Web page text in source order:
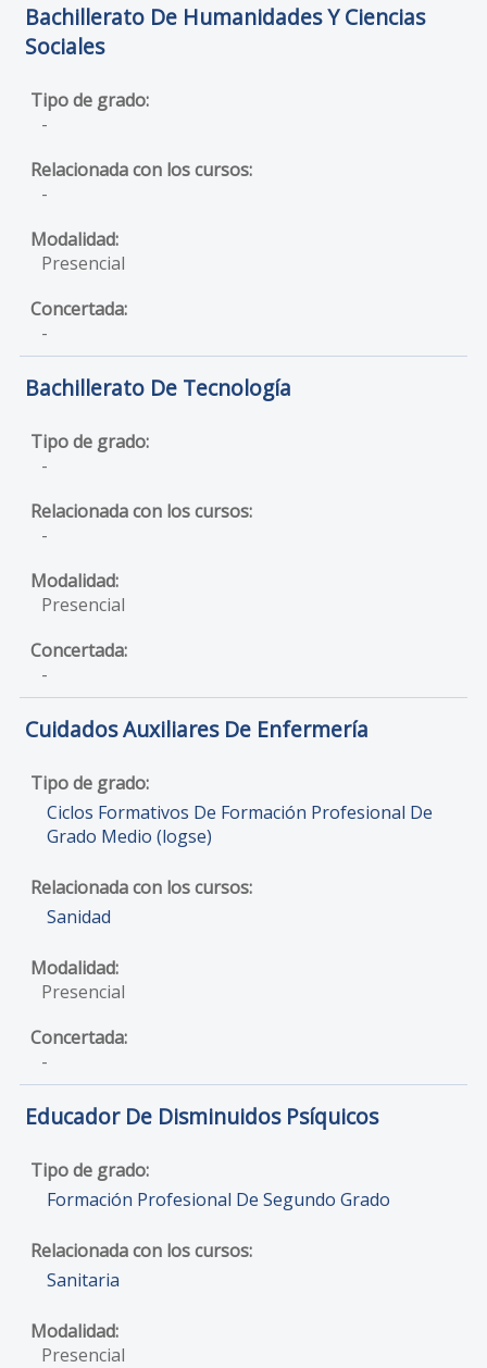
Bachillerato De Humanidades Y Ciencias
Sociales
-
-
Presencial
-
Bachillerato De Tecnología
-
-
Presencial
-
Cuidados Auxiliares De Enfermería
Ciclos Formativos De Formación Profesional De
Grado Medio (logse)
Sanidad
Presencial
-
Educador De Disminuidos Psíquicos
Formación Profesional De Segundo Grado
Sanitaria
Presencial